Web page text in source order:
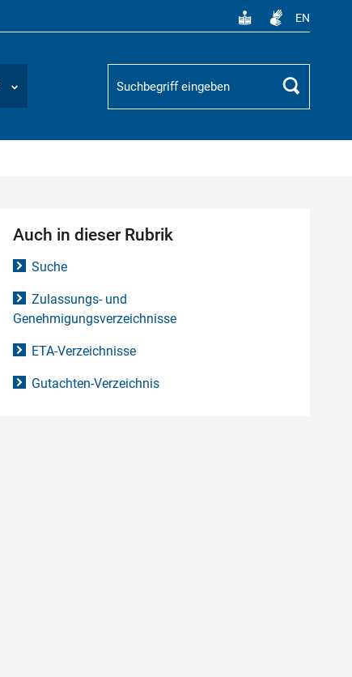
EN
Suchbegriff
Suchen
Auch in dieser Rubrik
Suche
Zulassungs- und
Genehmigungsverzeichnisse
ETA-Verzeichnisse
Gutachten-Verzeichnis